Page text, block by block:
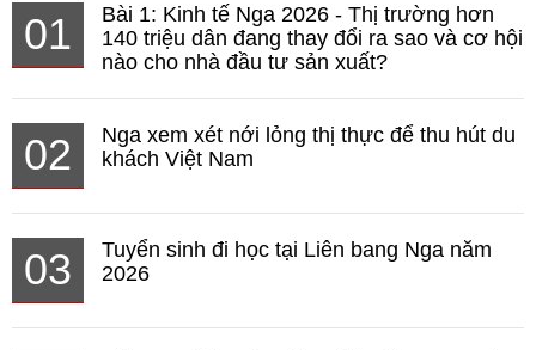
01
Bài 1: Kinh tế Nga 2026 - Thị trường hơn
140 triệu dân đang thay đổi ra sao và cơ hội
nào cho nhà đầu tư sản xuất?
02
Nga xem xét nới lỏng thị thực để thu hút du
khách Việt Nam
03
Tuyển sinh đi học tại Liên bang Nga năm
2026